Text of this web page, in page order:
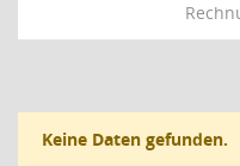
Keine Daten gefunden.